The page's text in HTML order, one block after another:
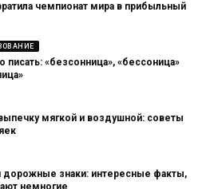
чемпионат мира в прибыльный
писать: «безсонница», «бессоница»
мягкой и воздушной: советы
дорожные знаки: интересные факты,